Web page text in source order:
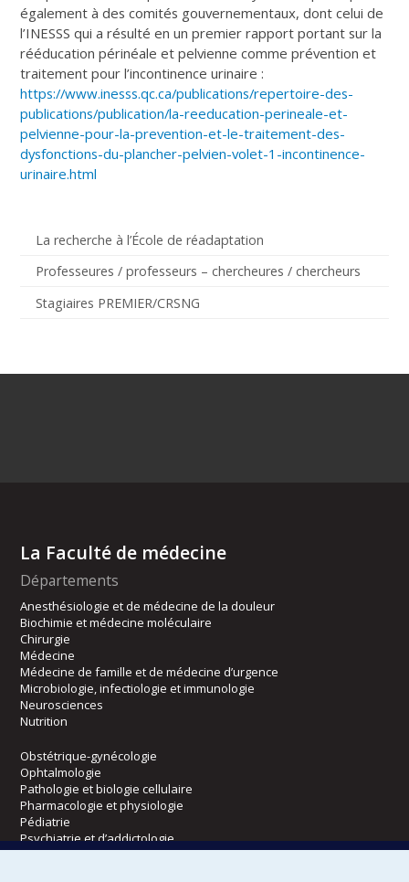
La recherche à l’École de réadaptation
Professeures / professeurs – chercheures / chercheurs
Stagiaires PREMIER/CRSNG
également à des comités gouvernementaux, dont celui de
l’INESSS qui a résulté en un premier rapport portant sur la
rééducation périnéale et pelvienne comme prévention et
traitement pour l’incontinence urinaire :
https://www.inesss.qc.ca/publications/repertoire-des-
publications/publication/la-reeducation-perineale-et-
pelvienne-pour-la-prevention-et-le-traitement-des-
dysfonctions-du-plancher-pelvien-volet-1-incontinence-
urinaire.html
La Faculté de médecine
Départements
Anesthésiologie et de médecine de la douleur
Biochimie et médecine moléculaire
Chirurgie
Médecine
Médecine de famille et de médecine d’urgence
Microbiologie, infectiologie et immunologie
Neurosciences
Nutrition
Obstétrique-gynécologie
Ophtalmologie
Pathologie et biologie cellulaire
Pharmacologie et physiologie
Pédiatrie
Psychiatrie et d’addictologie
Radiologie, radio-oncologie et médecine nucléaire